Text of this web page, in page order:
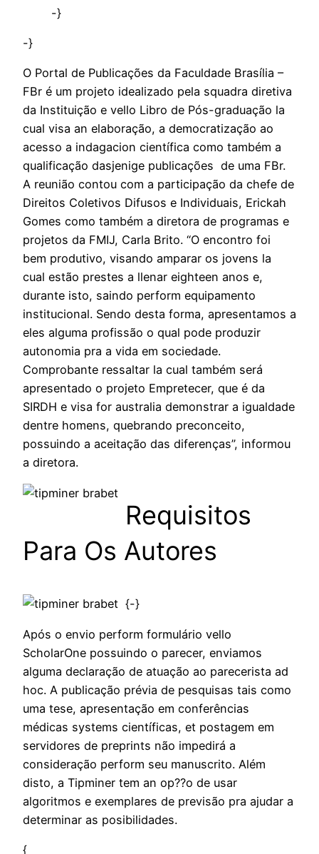
-}
-}
O Portal de Publicações da Faculdade Brasília –
FBr é um projeto idealizado pela squadra diretiva
da Instituição e vello Libro de Pós-graduação la
cual visa an elaboração, a democratização ao
acesso a indagacion científica como também a
qualificação dasjenige publicações de uma FBr.
A reunião contou com a participação da chefe de
Direitos Coletivos Difusos e Individuais, Erickah
Gomes como também a diretora de programas e
projetos da FMIJ, Carla Brito. “O encontro foi
bem produtivo, visando amparar os jovens la
cual estão prestes a llenar eighteen anos e,
durante isto, saindo perform equipamento
institucional. Sendo desta forma, apresentamos a
eles alguma profissão o qual pode produzir
autonomia pra a vida em sociedade.
Comprobante ressaltar la cual também será
apresentado o projeto Empretecer, que é da
SIRDH e visa for australia demonstrar a igualdade
dentre homens, quebrando preconceito,
possuindo a aceitação das diferenças”, informou
a diretora.
Requisitos
Para Os Autores
{-}
Após o envio perform formulário vello
ScholarOne possuindo o parecer, enviamos
alguma declaração de atuação ao parecerista ad
hoc. A publicação prévia de pesquisas tais como
uma tese, apresentação em conferências
médicas systems científicas, et postagem em
servidores de preprints não impedirá a
consideração perform seu manuscrito. Além
disto, a Tipminer tem an op??o de usar
algoritmos e exemplares de previsão pra ajudar a
determinar as posibilidades.
{